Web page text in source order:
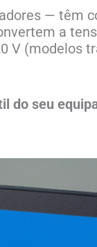
— têm
a
V (modelos
do seu